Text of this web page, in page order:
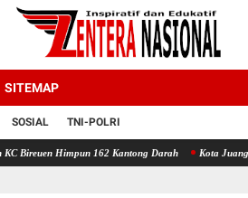
SITEMAP
SOSIAL TNI-POLRI
162 Kantong Darah Kota Juang Melaju ke